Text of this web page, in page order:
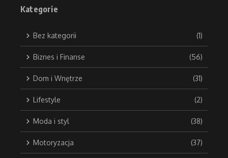
Kategorie
Bez kategorii (1)
Biznes i Finanse (56)
Dom i Wnętrze (31)
Lifestyle (2)
Moda i styl (38)
Motoryzacja (37)